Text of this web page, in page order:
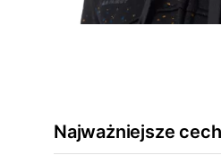
Najważniejsze